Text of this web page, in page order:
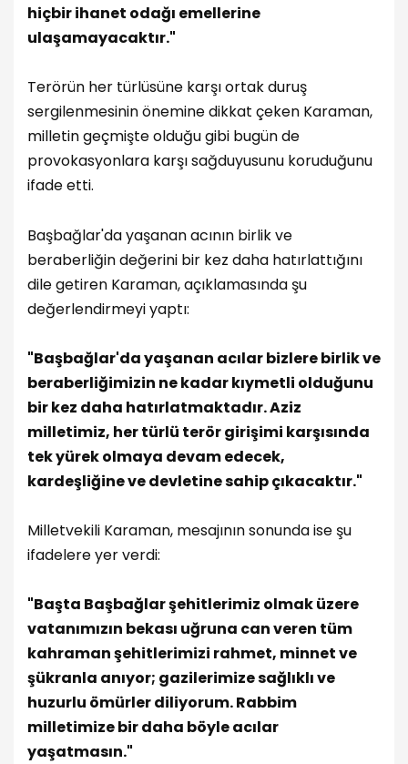
hiçbir ihanet odağı emellerine
ulaşamayacaktır."
Terörün her türlüsüne karşı ortak duruş
sergilenmesinin önemine dikkat çeken Karaman,
milletin geçmişte olduğu gibi bugün de
provokasyonlara karşı sağduyusunu koruduğunu
ifade etti.
Başbağlar'da yaşanan acının birlik ve
beraberliğin değerini bir kez daha hatırlattığını
dile getiren Karaman, açıklamasında şu
değerlendirmeyi yaptı:
"Başbağlar'da yaşanan acılar bizlere birlik ve
beraberliğimizin ne kadar kıymetli olduğunu
bir kez daha hatırlatmaktadır. Aziz
milletimiz, her türlü terör girişimi karşısında
tek yürek olmaya devam edecek,
kardeşliğine ve devletine sahip çıkacaktır."
Milletvekili Karaman, mesajının sonunda ise şu
ifadelere yer verdi:
"Başta Başbağlar şehitlerimiz olmak üzere
vatanımızın bekası uğruna can veren tüm
kahraman şehitlerimizi rahmet, minnet ve
şükranla anıyor; gazilerimize sağlıklı ve
huzurlu ömürler diliyorum. Rabbim
milletimize bir daha böyle acılar
yaşatmasın."